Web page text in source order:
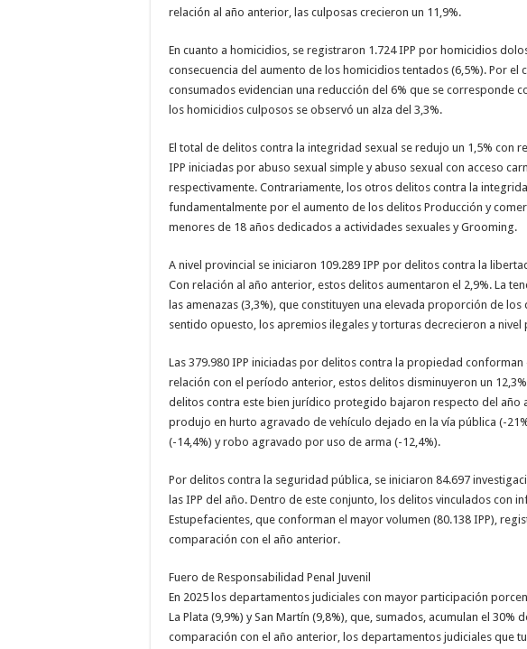
relación al año anterior, las culposas crecieron un 11,9%.
En cuanto a homicidios, se registraron 1.724 IPP por homicidios
consecuencia del aumento de los homicidios tentados (6,5%). Por
consumados evidencian una reducción del 6% que se corresponde
los homicidios culposos se observó un alza del 3,3%.
El total de delitos contra la integridad sexual se redujo un 1,5% con
IPP iniciadas por abuso sexual simple y abuso sexual con acceso
respectivamente. Contrariamente, los otros delitos contra la
fundamentalmente por el aumento de los delitos Producción y
menores de 18 años dedicados a actividades sexuales y Grooming.
A nivel provincial se iniciaron 109.289 IPP por delitos contra la
Con relación al año anterior, estos delitos aumentaron el 2,9%. La
las amenazas (3,3%), que constituyen una elevada proporción de
sentido opuesto, los apremios ilegales y torturas decrecieron a nivel
Las 379.980 IPP iniciadas por delitos contra la propiedad conforman
relación con el período anterior, estos delitos disminuyeron un
delitos contra este bien jurídico protegido bajaron respecto del año
produjo en hurto agravado de vehículo dejado en la vía pública (-
(-14,4%) y robo agravado por uso de arma (-12,4%).
Por delitos contra la seguridad pública, se iniciaron 84.697
las IPP del año. Dentro de este conjunto, los delitos vinculados con
Estupefacientes, que conforman el mayor volumen (80.138 IPP),
comparación con el año anterior.
Fuero de Responsabilidad Penal Juvenil
En 2025 los departamentos judiciales con mayor participación
La Plata (9,9%) y San Martín (9,8%), que, sumados, acumulan el 30%
comparación con el año anterior, los departamentos judiciales que